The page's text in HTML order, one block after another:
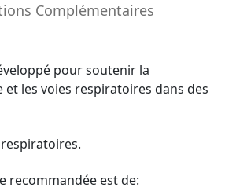
Complémentaires
pour soutenir la
les voies respiratoires dans des
recommandée est de: